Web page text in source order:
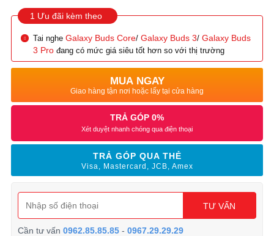
1 Ưu đãi kèm theo
Tai ngheGalaxy Buds Core/Galaxy Buds 3/Galaxy Buds
3 Pro đang có mức giá siêu tốt hơn so với thị trường
MUA NGAY
Giao hàng tận nơi hoặc lấy tại cửa hàng
TRẢ GÓP 0%
Xét duyệt nhanh chóng qua điện thoại
TRẢ GÓP QUA THẺ
Visa, Mastercard, JCB, Amex
TƯ VẤN
Cần tư vấn0962.85.85.85 -0967.29.29.29